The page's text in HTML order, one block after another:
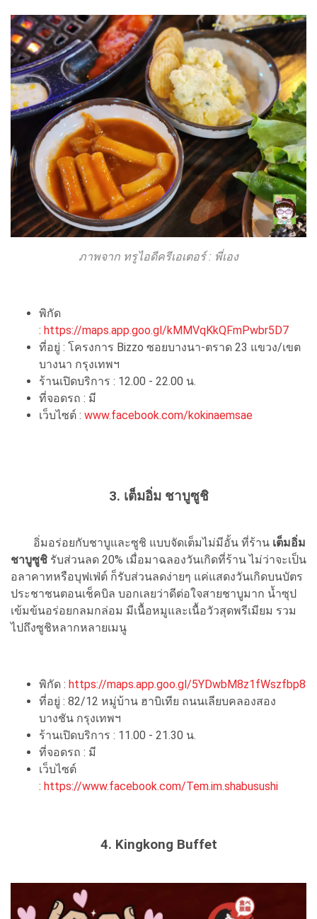
ภาพจาก ทรูไอดีครีเอเตอร์ : พี่เอง
พิกัด
: https://maps.app.goo.gl/kMMVqKkQFmPwbr5D7
ที่อยู่ : โครงการ Bizzo ซอยบางนา-ตราด 23 แขวง/เขต
บางนา กรุงเทพฯ
ร้านเปิดบริการ : 12.00 - 22.00 น.
ที่จอดรถ : มี
เว็บไซต์ : www.facebook.com/kokinaemsae
3. เต็มอิ่ม ชาบูซูชิ
อิ่มอร่อยกับชาบูและซูชิ แบบจัดเต็มไม่มีอั้น ที่ร้าน เต็มอิ่ม
ชาบูซูชิ รับส่วนลด 20% เมื่อมาฉลองวันเกิดที่ร้าน ไม่ว่าจะเป็น
อลาคาทหรือบุฟเฟ่ต์ ก็รับส่วนลดง่ายๆ แค่แสดงวันเกิดบนบัตร
ประชาชนตอนเช็คบิล บอกเลยว่าดีต่อใจสายชาบูมาก น้ำซุป
เข้มข้นอร่อยกลมกล่อม มีเนื้อหมูและเนื้อวัวสุดพรีเมียม รวม
ไปถึงซูชิหลากหลายเมนู
พิกัด : https://maps.app.goo.gl/5YDwbM8z1fWszfbp8
ที่อยู่ : 82/12 หมู่บ้าน ฮาบิเทีย ถนนเลียบคลองสอง
บางชัน กรุงเทพฯ
ร้านเปิดบริการ : 11.00 - 21.30 น.
ที่จอดรถ : มี
เว็บไซต์
: https://www.facebook.com/Tem.im.shabusushi
4. Kingkong Buffet